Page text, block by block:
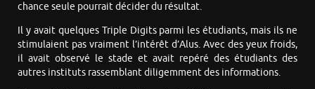
chance seule pourrait décider du résultat.
Il y avait quelques Triple Digits parmi les étudiants, mais ils ne
stimulaient pas vraiment l’intérêt d’Alus. Avec des yeux froids,
il avait observé le stade et avait repéré des étudiants des
autres instituts rassemblant diligemment des informations.